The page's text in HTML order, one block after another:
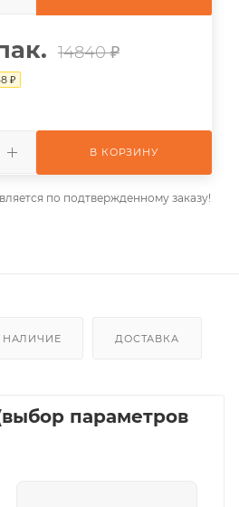
14840 ₽
₽
В КОРЗИНУ
по подтвержденному заказу!
НАЛИЧИЕ ДОСТАВКА
параметров